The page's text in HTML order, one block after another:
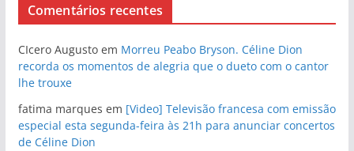
Comentários recentes
CIcero Augustoem Morreu Peabo Bryson. Céline Dion
recorda os momentos de alegria que o dueto com o cantor
lhe trouxe
fatima marques em [Video] Televisão francesa com emissão
especial esta segunda-feira às 21h para anunciar concertos
de Céline Dion